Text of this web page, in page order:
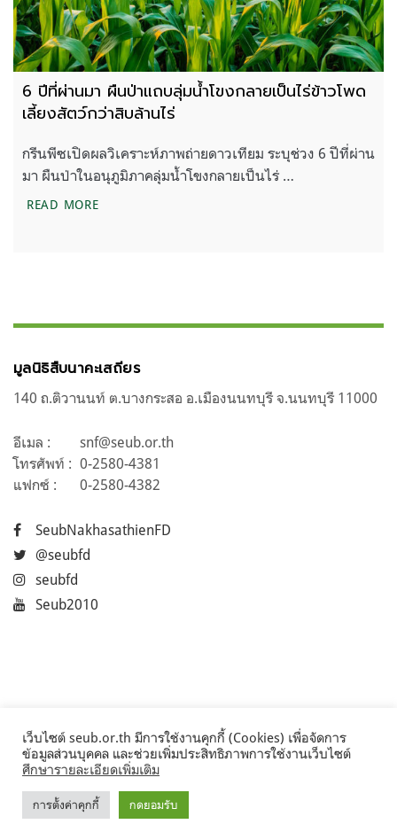
6 ปีที่ผ่านมา ผืนป่าแถบลุ่มน้ำโขงกลายเป็นไร่ข้าวโพด
เลี้ยงสัตว์กว่าสิบล้านไร่
กรีนพีซเปิดผลวิเคราะห์ภาพถ่ายดาวเทียม ระบุช่วง 6 ปีที่ผ่าน
มา ผืนป่าในอนุภูมิภาคลุ่มน้ำโขงกลายเป็นไร่ …
READ MORE6 ปีที่ผ่านมา ผืนป่าแถบลุ่มน้ำโขงกลายเป็นไร่ข้าวโพด
มูลนิธิสืบนาคะเสถียร
140 ถ.ติวานนท์ ต.บางกระสอ อ.เมืองนนทบุรี จ.นนทบุรี 11000
อีเมล :
snf@seub.or.th
โทรศัพท์ : 0-2580-4381
แฟกซ์ :
0-2580-4382
SeubNakhasathienFD
@seubfd
seubfd
Seub2010
©2017 Seub.or.th
เว็บไซต์ seub.or.th มีการใช้งานคุกกี้ (Cookies) เพื่อจัดการ
ข้อมูลส่วนบุคคล และช่วยเพิ่มประสิทธิภาพการใช้งานเว็บไซต์
ศึกษารายละเอียดเพิ่มเติม
การตั้งค่าคุกกี้ กดยอมรับ